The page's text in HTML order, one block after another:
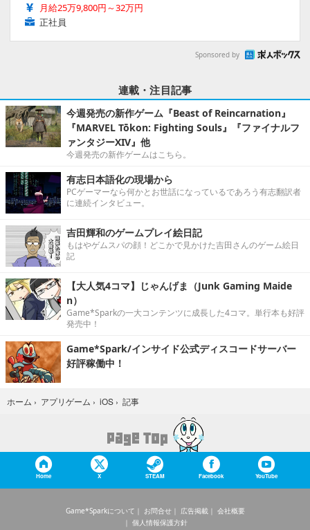
月給25万9,800円～32万円
正社員
Sponsored by
連載・注目記事
今週発売の新作ゲーム『Beast of Reincarnation』
『MARVEL Tōkon: Fighting Souls』『ファイナルフ
ァンタジーXIV』他
今週発売の新作ゲームはこちら。
有志日本語化の現場から
PCゲーマーなら何かとお世話になっているであろう有志翻訳者
に連続インタビュー。
吉田輝和のゲームプレイ絵日記
もはやゲムスパの顔！どこかで見かけた吉田さんのゲーム絵日
記
【大人気4コマ】じゃんげま（Junk Gaming Maide
n）
Game*Sparkの一大コンテンツに成長した4コマ。単行本も好評
発売中！
Game*Spark/インサイド公式ディスコードサーバー
好評稼働中！
ホーム › アプリゲーム › iOS › 記事
Home X STEAM Facebook YouTube
Game*Sparkについて お問合せ 広告掲載
会社概要
個人情報保護方針